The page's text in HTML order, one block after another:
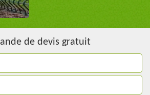
de devis gratuit